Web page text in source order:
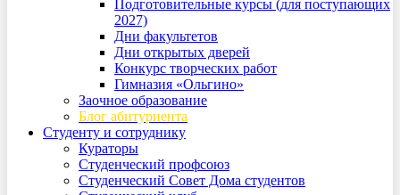
Подготовительные курсы (для поступающих
2027)
Дни факультетов
Дни открытых дверей
Конкурс творческих работ
Гимназия «Ольгино»
Заочное образование
Блог абитуриента
Студенту и сотруднику
Кураторы
Студенческий профсоюз
Студенческий Совет Дома студентов